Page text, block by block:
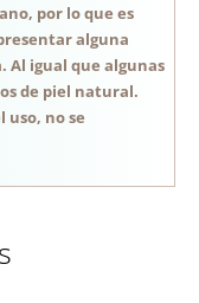
por lo que es
alguna
igual que algunas
de piel natural.
uso, no se